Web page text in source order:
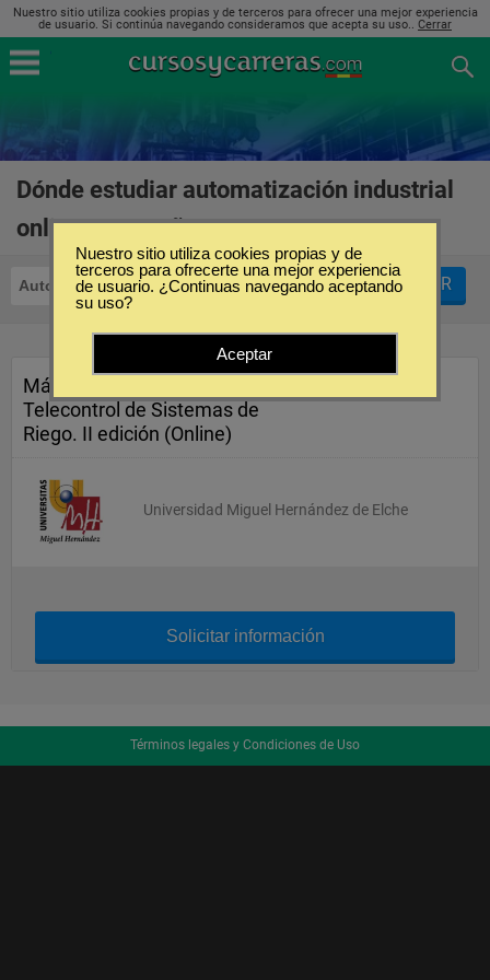
Nuestro sitio utiliza cookies propias y de terceros para ofrecer una mejor experiencia
de usuario. Si continúa navegando consideramos que acepta su uso.. Cerrar
Dónde estudiar automatización industrial
online en España
Automatización Industrial Online FILTRAR
Máster en Automatización y
Telecontrol de Sistemas de
Riego. II edición (Online)
Universidad Miguel Hernández de Elche
Solicitar información
Términos legales y Condiciones de Uso
Nuestro sitio utiliza cookies propias y de
terceros para ofrecerte una mejor experiencia
de usuario. ¿Continuas navegando aceptando
su uso?
Aceptar